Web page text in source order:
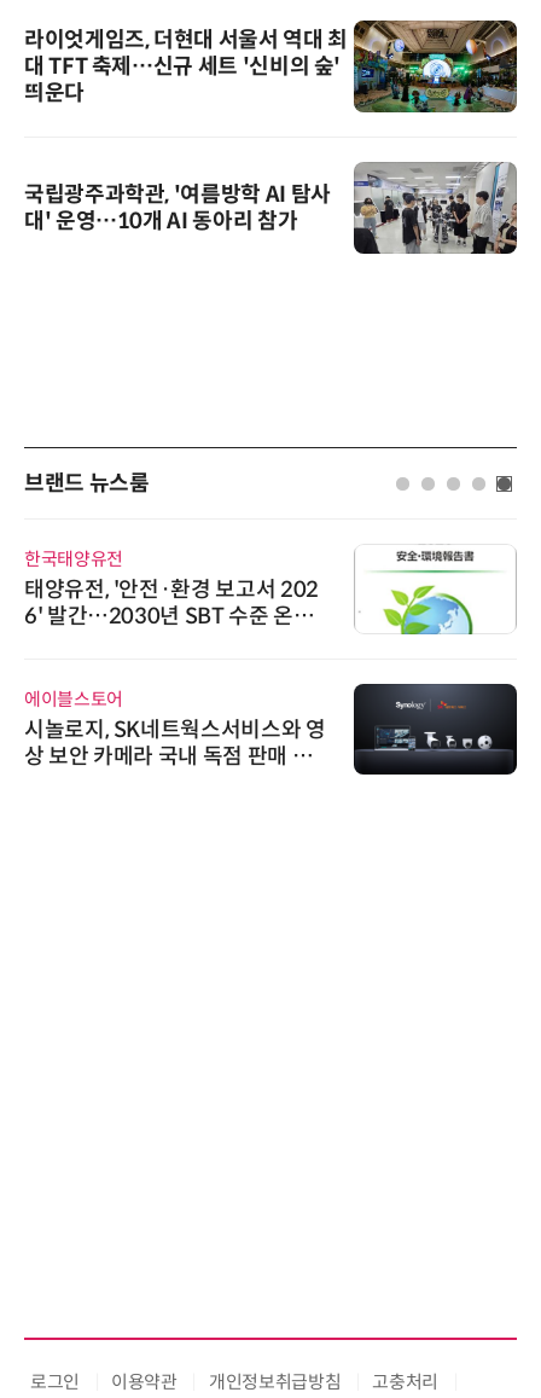
라이엇게임즈, 더현대 서울서 역대 최
대 TFT 축제…신규 세트 '신비의 숲'
띄운다
국립광주과학관, '여름방학 AI 탐사
대' 운영…10개 AI 동아리 참가
브랜드 뉴스룸
한국태양유전
태양유전, '안전·환경 보고서 202
6' 발간…2030년 SBT 수준 온실
에이블스토어
시놀로지, SK네트웍스서비스와 영
상 보안 카메라 국내 독점 판매 파
로그인 이용약관 개인정보취급방침 고충처리